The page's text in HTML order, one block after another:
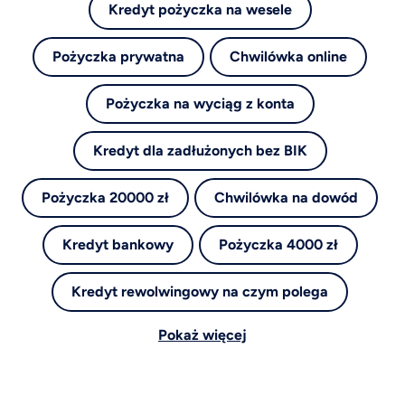
Kredyt pożyczka na wesele
Pożyczka prywatna Chwilówka online
Pożyczka na wyciąg z konta
Kredyt dla zadłużonych bez BIK
Pożyczka 20000 zł Chwilówka na dowód
Kredyt bankowy Pożyczka 4000 zł
Kredyt rewolwingowy na czym polega
Pokaż więcej